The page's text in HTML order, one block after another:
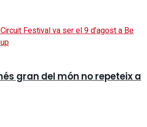
gran del món no repeteix a